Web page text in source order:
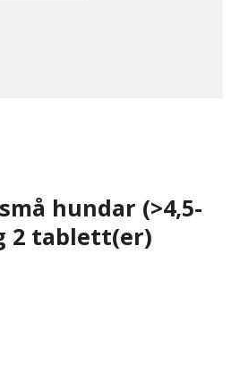
hundar (>4,5-
2 tablett(er)